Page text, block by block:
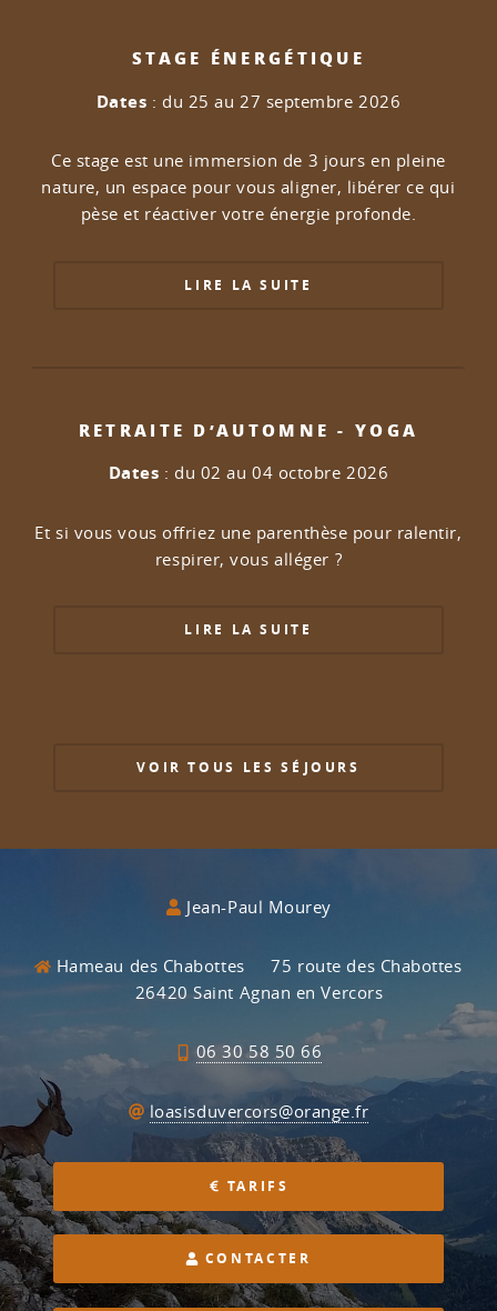
STAGE ÉNERGÉTIQUE
Dates : du 25 au 27 septembre 2026
Ce stage est une immersion de 3 jours en pleine
nature, un espace pour vous aligner, libérer ce qui
pèse et réactiver votre énergie profonde.
LIRE LA SUITE
RETRAITE D’AUTOMNE - YOGA
Dates : du 02 au 04 octobre 2026
Et si vous vous offriez une parenthèse pour ralentir,
respirer, vous alléger ?
LIRE LA SUITE
VOIR TOUS LES SÉJOURS
Jean-Paul Mourey
Hameau des Chabottes
75 route des Chabottes
26420 Saint Agnan en Vercors
06 30 58 50 66
loasisduvercors@orange.fr
TARIFS
CONTACTER